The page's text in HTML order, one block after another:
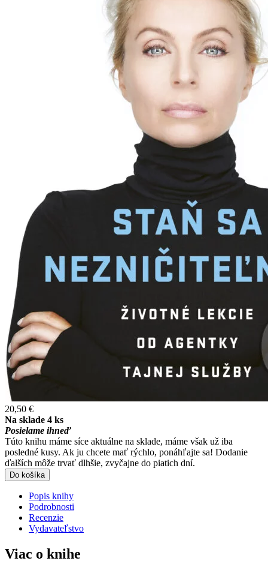
20,50 €
Na sklade 4 ks
Posielame ihneď
Túto knihu máme síce aktuálne na sklade, máme však už iba
posledné kusy. Ak ju chcete mať rýchlo, ponáhľajte sa! Dodanie
ďalších môže trvať dlhšie, zvyčajne do piatich dní.
Do košíka
Popis knihy
Podrobnosti
Recenzie
Vydavateľstvo
Viac o knihe